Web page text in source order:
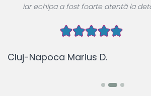
Cluj-Napoca Marius D.
iar echipa a fost foarte atentă la